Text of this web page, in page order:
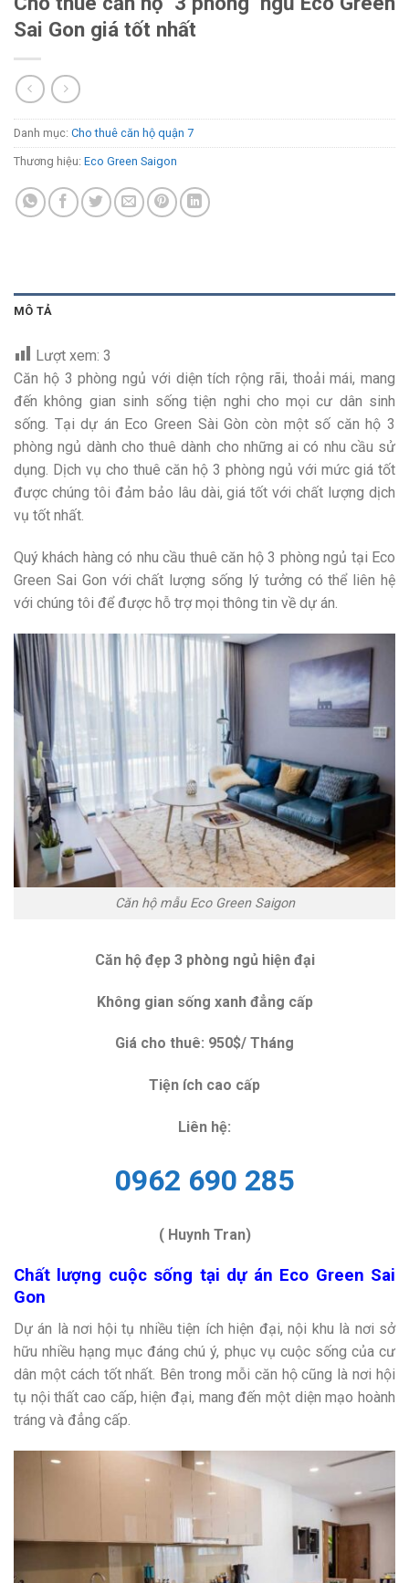
Sai Gon giá tốt nhất
Danh mục: Cho thuê căn hộ quận 7
Thương hiệu: Eco Green Saigon
MÔ TẢ
Lượt xem: 3
Căn hộ 3 phòng ngủ với diện tích rộng rãi, thoải mái, mang
đến không gian sinh sống tiện nghi cho mọi cư dân sinh
sống. Tại dự án Eco Green Sài Gòn còn một số căn hộ 3
phòng ngủ dành cho thuê dành cho những ai có nhu cầu sử
dụng. Dịch vụ cho thuê căn hộ 3 phòng ngủ với mức giá tốt
được chúng tôi đảm bảo lâu dài, giá tốt với chất lượng dịch
vụ tốt nhất.
Quý khách hàng có nhu cầu thuê căn hộ 3 phòng ngủ tại Eco
Green Sai Gon với chất lượng sống lý tưởng có thể liên hệ
với chúng tôi để được hỗ trợ mọi thông tin về dự án.
Căn hộ mẫu Eco Green Saigon
Căn hộ đẹp 3 phòng ngủ hiện đại
Không gian sống xanh đẳng cấp
Giá cho thuê: 950$/ Tháng
Tiện ích cao cấp
Liên hệ:
0962 690 285
( Huynh Tran)
Chất lượng cuộc sống tại dự án Eco Green Sai
Gon
Dự án là nơi hội tụ nhiều tiện ích hiện đại, nội khu là nơi sở
hữu nhiều hạng mục đáng chú ý, phục vụ cuộc sống của cư
dân một cách tốt nhất. Bên trong mỗi căn hộ cũng là nơi hội
tụ nội thất cao cấp, hiện đại, mang đến một diện mạo hoành
tráng và đẳng cấp.